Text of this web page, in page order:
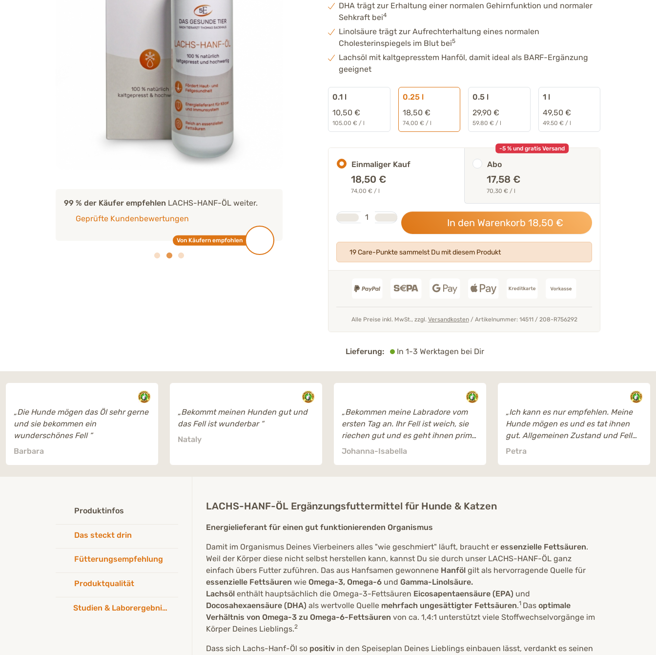
99 % der Käufer empfehlen LACHS-HANF-ÖL weiter.
Geprüfte Kundenbewertungen
Von Käufern empfohlen
von unseren Tierärzten &
Experten entwickeltund geprüft."
Mehr über unser Expertenteam
Tierarzt Thomas Backhaus
„Enthält Omega-3 und
Verhältnis – ideal zur
essenziellen Fettsäuren.“
Mehr über unser
DHA trägt zur Erhaltung einer normalen Gehirnfunktion und normaler
Sehkraft bei4
Linolsäure trägt zur Aufrechterhaltung eines normalen
Cholesterinspiegels im Blut bei5
Lachsöl mit kaltgepresstem Hanföl, damit ideal als BARF-Ergänzung
geeignet
0.1 l
10,50 €
105.00 € / l
0.25 l
18,50 €
74,00 € / l
0.5 l
29,90 €
59.80 € / l
1 l
49,50 €
49.50 € / l
Einmaliger Kauf
18,50 €
74,00 € / l
-5 % und gratis Versand
Abo
17,58 €
70,30 € / l
Anzahl
In den Warenkorb 18,50 €
19 Care-Punkte sammelst Du mit diesem Produkt
Alle Preise inkl. MwSt., zzgl. Versandkosten/ Artikelnummer: 14511 / 208-R756292
Lieferung: In 1-3 Werktagen bei Dir
„Die Hunde mögen das Öl sehr gerne
und sie bekommen ein
wunderschönes Fell “
Barbara
„Bekommt meinen Hunden gut und
das Fell ist wunderbar “
Nataly
„Bekommen meine Labradore vom
ersten Tag an. Ihr Fell ist weich, sie
riechen gut und es geht ihnen prima.
“
Johanna-Isabella
„Ich kann es nur empfehlen. Meine
Hunde mögen es und es tat ihnen
gut. Allgemeinen Zustand und Fell
sowie für Magen und Darm. Gibt
Petra
Produktinfos LACHS-HANF-ÖL Ergänzungsfuttermittel für Hunde & Katzen
Energielieferant für einen gut funktionierenden Organismus
Damit im Organismus Deines Vierbeiners alles "wie geschmiert" läuft, braucht er essenzielle Fettsäuren.
Weil der Körper diese nicht selbst herstellen kann, kannst Du sie durch unser LACHS-HANF-ÖL ganz
einfach übers Futter zuführen. Das aus Hanfsamen gewonnene Hanföl gilt als hervorragende Quelle für
essenzielle Fettsäuren wie Omega-3, Omega-6 und Gamma-Linolsäure.
Lachsöl enthält hauptsächlich die Omega-3-Fettsäuren Eicosapentaensäure (EPA) und
Docosahexaensäure (DHA) als wertvolle Quelle mehrfach ungesättigter Fettsäuren.1 Das optimale
Verhältnis von Omega-3 zu Omega-6-Fettsäuren von ca. 1,4:1 unterstützt viele Stoffwechselvorgänge im
Körper Deines Lieblings.2
Dass sich Lachs-Hanf-Öl so positiv in den Speiseplan Deines Lieblings einbauen lässt, verdankt es seinen
Das steckt drin
Fütterungsempfehlung
Produktqualität
Studien & Laborergebnisse